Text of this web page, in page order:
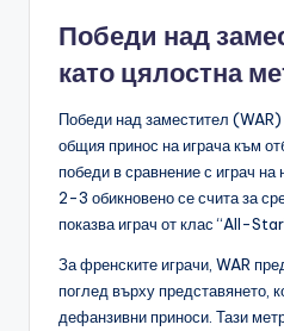
Победи над
като цялостна
Победи над заместител
общия принос на играча към
победи в сравнение с играч на
2-3 обикновено се счита за
показва играч от клас “All-
За френските играчи, WAR
поглед върху представянето,
дефанзивни приноси. Тази